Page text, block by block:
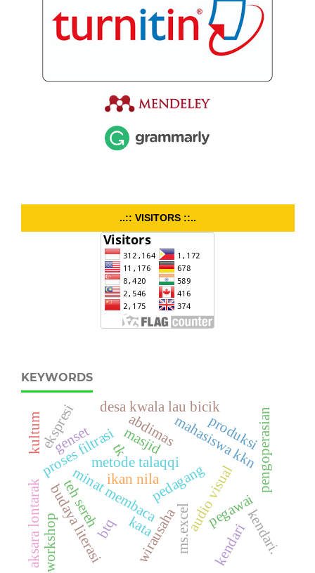
..:: VISITORS ::..
KEYWORDS
masjid
minat membaca
proses filtrasi
audio visual
metode talaqqi
btq ms.excel
abdimas
pedagang
aksara lontarak kata
budaya literasi pegawai
desa kwala lau bicik
mahasiswa kkn
teh sereh
produksi
wirausaha
genset pengoperasian
ekspresi
kendarikendari.
ikan nila
workshop
tk
kultum